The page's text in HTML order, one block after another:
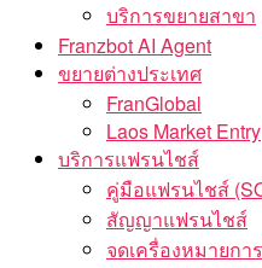
บริการขยายสาขา
Franzbot AI Agent
ขยายต่างประเทศ
FranGlobal
Laos Market Entry
บริการแฟรนไชส์
คู่มือแฟรนไชส์
สัญญาแฟรนไชส์
จดเครื่องหมายกา